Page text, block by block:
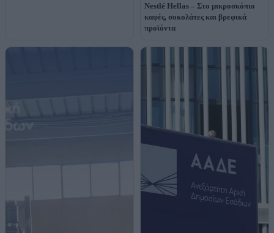
Nestlé Hellas – Στο μικροσκόπιο
καφές, σοκολάτες και βρεφικά
προϊόντα